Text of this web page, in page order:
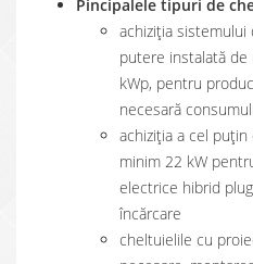
Pincipalele tipuri de
achiziţia
putere instalată
kWp, pentru
necesară
achiziţia a cel
minim 22 kW
electrice hibrid
încărcare
cheltuielile cu